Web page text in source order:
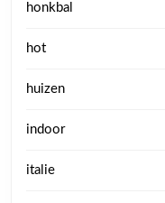
honkbal
hot
huizen
indoor
italie